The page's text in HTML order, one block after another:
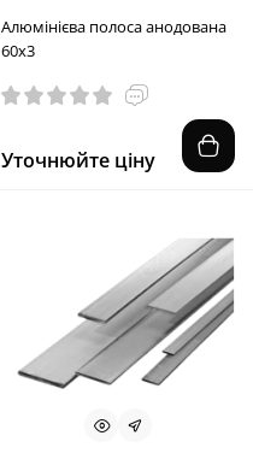
Алюмінієва полоса анодована
60х3
Уточнюйте ціну